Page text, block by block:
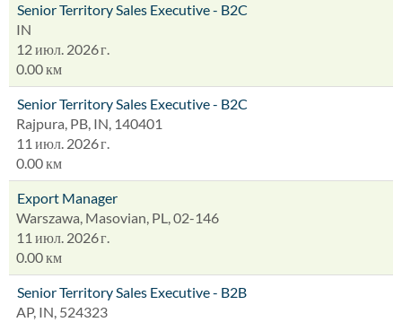
Senior Territory Sales Executive - B2C
IN
12 июл. 2026 г.
0.00 км
Senior Territory Sales Executive - B2C
Rajpura, PB, IN, 140401
11 июл. 2026 г.
0.00 км
Export Manager
Warszawa, Masovian, PL, 02-146
11 июл. 2026 г.
0.00 км
Senior Territory Sales Executive - B2B
AP, IN, 524323